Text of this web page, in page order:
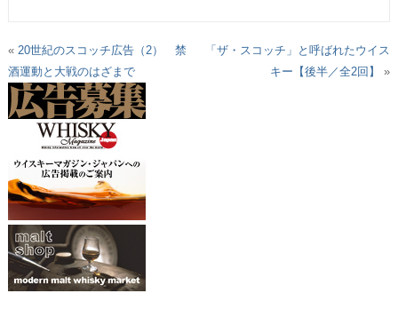
« 20世紀のスコッチ広告（2） 禁
酒運動と大戦のはざまで
「ザ・スコッチ」と呼ばれたウイス
キー【後半／全2回】
»